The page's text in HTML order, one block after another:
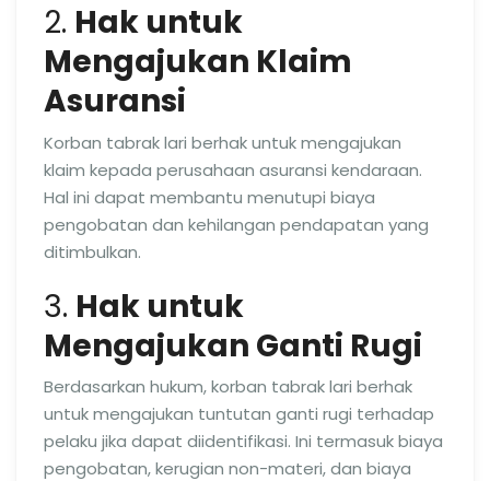
2. Hak untuk
Mengajukan Klaim
Asuransi
Korban tabrak lari berhak untuk mengajukan
klaim kepada perusahaan asuransi kendaraan.
Hal ini dapat membantu menutupi biaya
pengobatan dan kehilangan pendapatan yang
ditimbulkan.
3. Hak untuk
Mengajukan Ganti Rugi
Berdasarkan hukum, korban tabrak lari berhak
untuk mengajukan tuntutan ganti rugi terhadap
pelaku jika dapat diidentifikasi. Ini termasuk biaya
pengobatan, kerugian non-materi, dan biaya